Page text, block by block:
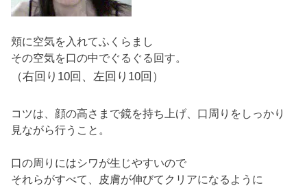
頬に空気を入れてふくらまし
その空気を口の中でぐるぐる回す。
（右回り10回、左回り10回）
コツは、顔の高さまで鏡を持ち上げ、口周りをしっかり
見ながら行うこと。
口の周りにはシワが生じやすいので
それらがすべて、皮膚が伸びてクリアになるように